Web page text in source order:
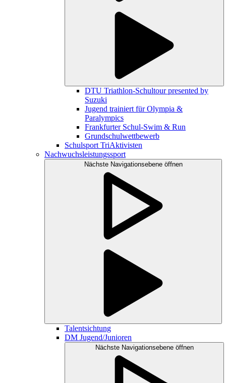
DTU Triathlon-Schultour presented by
Suzuki
Jugend trainiert für Olympia &
Paralympics
Frankfurter Schul-Swim & Run
Grundschulwettbewerb
Schulsport TriAktivisten
Nachwuchsleistungssport
Nächste Navigationsebene öffnen
Talentsichtung
DM Jugend/Junioren
Nächste Navigationsebene öffnen